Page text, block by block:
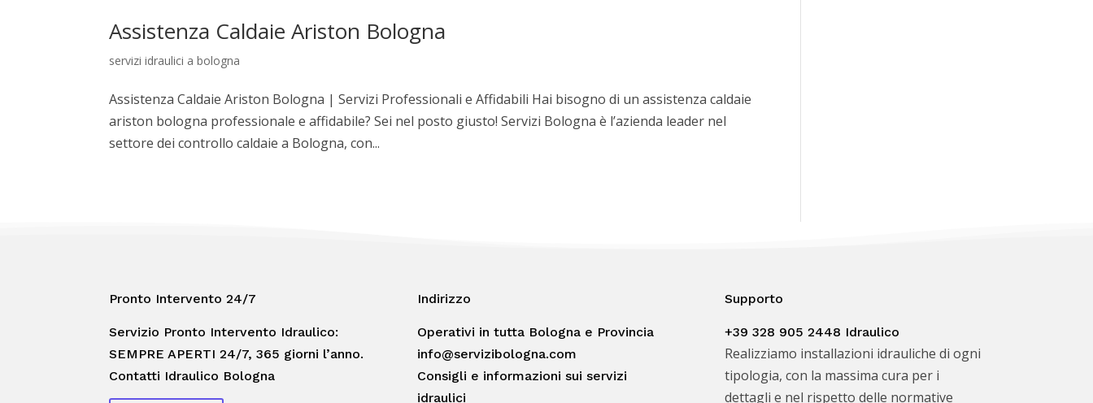
Assistenza Caldaie Ariston Bologna
servizi idraulici a bologna
Assistenza Caldaie Ariston Bologna | Servizi Professionali e Affidabili Hai bisogno di un assistenza caldaie
ariston bologna professionale e affidabile? Sei nel posto giusto! Servizi Bologna è l’azienda leader nel
settore dei controllo caldaie a Bologna, con...
Pronto Intervento 24/7
Servizio Pronto Intervento Idraulico:
SEMPRE APERTI 24/7, 365 giorni l’anno.
Contatti Idraulico Bologna
Indirizzo
Operativi in tutta Bologna e Provincia
info@servizibologna.com
Consigli e informazioni sui servizi
idraulici
Supporto
+39 328 905 2448 Idraulico
Realizziamo installazioni idrauliche di ogni
tipologia, con la massima cura per i
dettagli e nel rispetto delle normative